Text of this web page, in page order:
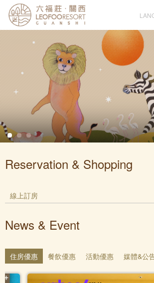
Reservation & Shopping
線上訂房
News & Event
住房優惠 餐飲優惠 活動優惠 媒體&公